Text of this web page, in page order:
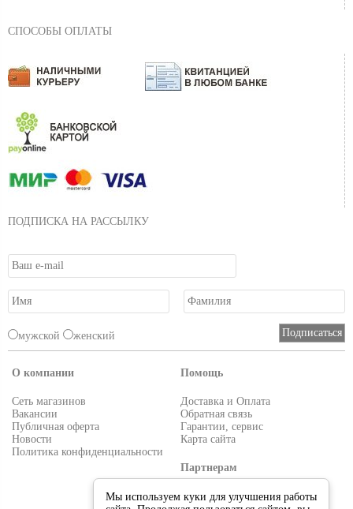
СПОСОБЫ ОПЛАТЫ
ПОДПИСКА НА РАССЫЛКУ
мужской женский
О компании
Сеть магазинов
Вакансии
Публичная оферта
Новости
Политика конфиденциальности
Помощь
Доставка и Оплата
Обратная связь
Гарантии, сервис
Карта сайта
Партнерам
Условия работы
Мы используем куки для улучшения работы